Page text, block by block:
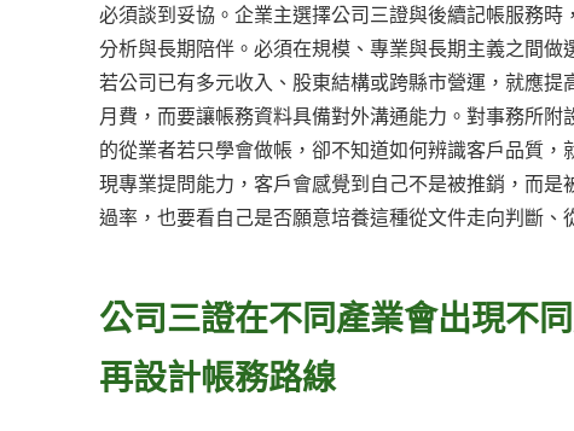
必須談到妥協。企業主選擇公司三證與後續記帳服務
分析與長期陪伴。必須在規模、專業與長期主義之間
若公司已有多元收入、股東結構或跨縣市營運，就應
月費，而要讓帳務資料具備對外溝通能力。對事務所
的從業者若只學會做帳，卻不知道如何辨識客戶品質
現專業提問能力，客戶會感覺到自己不是被推銷，而
過率，也要看自己是否願意培養這種從文件走向判斷、
公司三證在不同產業會出現不
再設計帳務路線